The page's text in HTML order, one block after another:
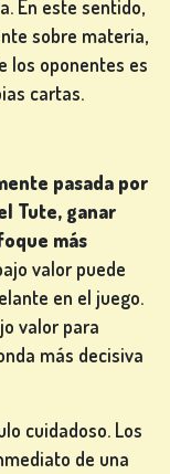
En este sentido,
sobre materia,
los oponentes es
cartas.
pasada por
Tute, ganar
más
valor puede
en el juego.
valor para
más decisiva
cuidadoso. Los
de una